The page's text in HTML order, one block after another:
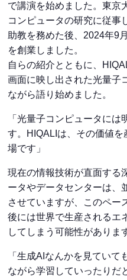
で講演を始めました。東京
コンピュータの研究に従事
助教を務めた後、2024年9
を創業しました。
自らの紹介とともに、
画面に映し出された光量子
ながら語り始めました。
「光量子コンピュータには
す。HIQALIは、その価値
場です」
現在の情報技術が直面する
ータやデータセンターは、
させていますが、このペー
後には世界で生産されるエ
してしまう可能性がありま
「生成AIなんかを見てい
ながら学習していったりだ